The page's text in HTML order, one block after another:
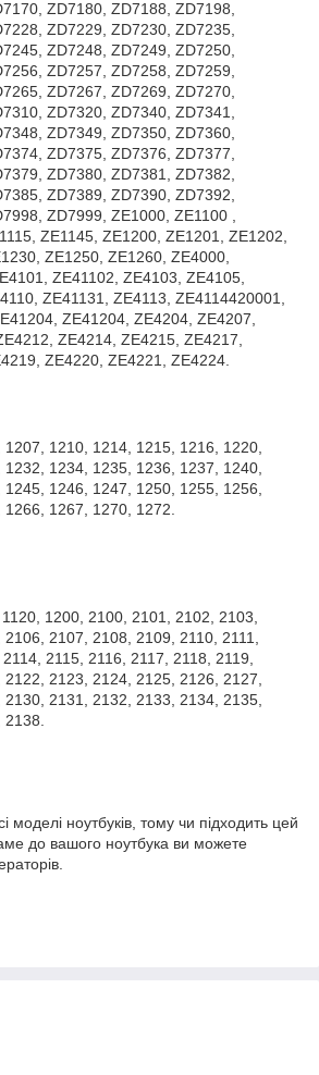
ZD7180, ZD7188, ZD7198,
ZD7229, ZD7230, ZD7235,
ZD7248, ZD7249, ZD7250,
ZD7257, ZD7258, ZD7259,
ZD7267, ZD7269, ZD7270,
ZD7320, ZD7340, ZD7341,
ZD7349, ZD7350, ZD7360,
ZD7375, ZD7376, ZD7377,
ZD7380, ZD7381, ZD7382,
ZD7389, ZD7390, ZD7392,
ZD7999, ZE1000, ZE1100 ,
ZE1145, ZE1200, ZE1201, ZE1202,
ZE1250, ZE1260, ZE4000,
ZE41102, ZE4103, ZE4105,
ZE41131, ZE4113, ZE4114420001,
ZE41204, ZE4204, ZE4207,
ZE4214, ZE4215, ZE4217,
ZE4220, ZE4221, ZE4224.
1207, 1210, 1214, 1215, 1216, 1220,
1232, 1234, 1235, 1236, 1237, 1240,
1245, 1246, 1247, 1250, 1255, 1256,
1267, 1270, 1272.
1200, 2100, 2101, 2102, 2103,
2107, 2108, 2109, 2110, 2111,
2115, 2116, 2117, 2118, 2119,
2122, 2123, 2124, 2125, 2126, 2127,
2130, 2131, 2132, 2133, 2134, 2135,
моделі ноутбуків, тому чи підходить цей
до вашого ноутбука ви можете